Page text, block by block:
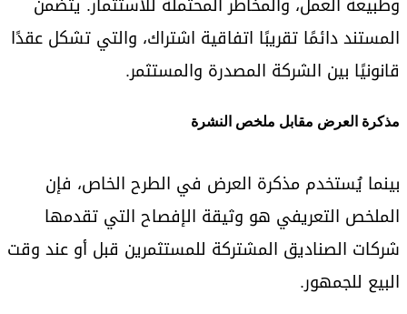
المستند دائمًا تقريبًا اتفاقية اشتراك، والتي تشكل عقدًا
قانونيًا بين الشركة المصدرة والمستثمر.
مذكرة العرض مقابل ملخص النشرة
بينما يُستخدم مذكرة العرض في الطرح الخاص، فإن
الملخص التعريفي هو وثيقة الإفصاح التي تقدمها
شركات الصناديق المشتركة للمستثمرين قبل أو عند وقت
البيع للجمهور.